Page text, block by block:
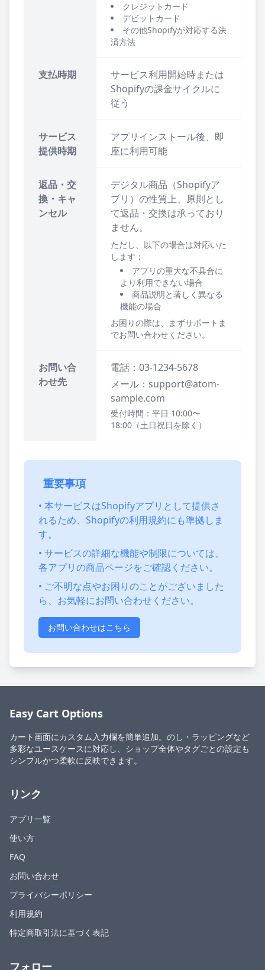
クレジットカード
デビットカード
その他Shopifyが対応する決
済方法
支払時期
サービス利用開始時または
Shopifyの課金サイクルに
従う
サービス
提供時期
アプリインストール後、即
座に利用可能
返品・交
換・キャ
ンセル
デジタル商品（Shopifyア
プリ）の性質上、原則とし
て返品・交換は承っており
ません。
ただし、以下の場合は対応いた
します：
アプリの重大な不具合に
より利用できない場合
商品説明と著しく異なる
機能の場合
お困りの際は、まずサポートま
でお問い合わせください。
お問い合
わせ先
電話：03-1234-5678
メール：support@atom-
sample.com
受付時間：平日 10:00〜
18:00（土日祝日を除く）
重要事項
• 本サービスはShopifyアプリとして提供さ
れるため、Shopifyの利用規約にも準拠しま
す。
• サービスの詳細な機能や制限については、
各アプリの商品ページをご確認ください。
• ご不明な点やお困りのことがございました
ら、お気軽にお問い合わせください。
お問い合わせはこちら
Easy Cart Options
カート画面にカスタム入力欄を簡単追加。のし・ラッピングなど
多彩なユースケースに対応し、ショップ全体やタグごとの設定も
シンプルかつ柔軟に反映できます。
リンク
アプリ一覧
使い方
FAQ
お問い合わせ
プライバシーポリシー
利用規約
特定商取引法に基づく表記
フォロー